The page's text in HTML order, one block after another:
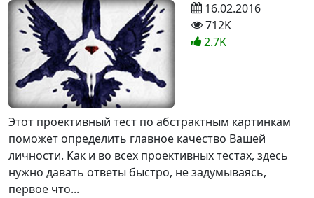
Этот проективный тест по абстрактным картинкам
поможет определить главное качество Вашей
личности. Как и во всех проективных тестах, здесь
нужно давать ответы быстро, не задумываясь,
первое что...
16.02.2016
712K
2.7K